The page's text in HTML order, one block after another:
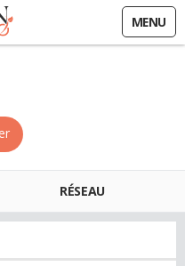
MENU
RÉSEAU